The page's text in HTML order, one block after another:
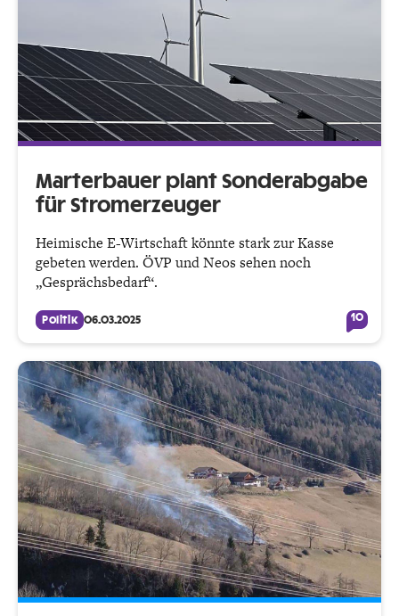
Marterbauer plant Sonder­abgabe
für Stromerzeuger
Heimische E-Wirtschaft könnte stark zur Kasse
gebeten werden. ÖVP und Neos sehen noch
„Gesprächsbedarf“.
Politik 06.03.2025 10